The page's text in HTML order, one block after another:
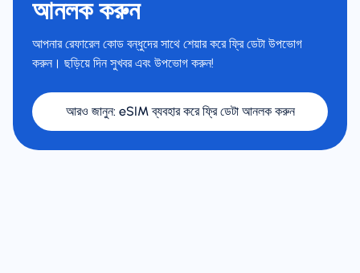
আনলক করুন
আপনার রেফারেল কোড বন্ধুদের সাথে শেয়ার করে ফ্রি ডেটা উপভোগ
করুন। ছড়িয়ে দিন সুখবর এবং উপভোগ করুন!
আরও জানুন: eSIM ব্যবহার করে ফ্রি ডেটা আনলক করুন